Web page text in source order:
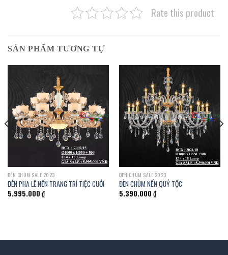
Rate this product
SẢN PHẨM TƯƠNG TỰ
ĐÈN CHÙM SALE 2023
ĐÈN PHA LÊ NẾN TRANG TRÍ TIỆC CƯỚI
5.995.000 ₫
ĐÈN CHÙM SALE 2023
ĐÈN CHÙM NẾN QUÝ TỘC
5.390.000 ₫